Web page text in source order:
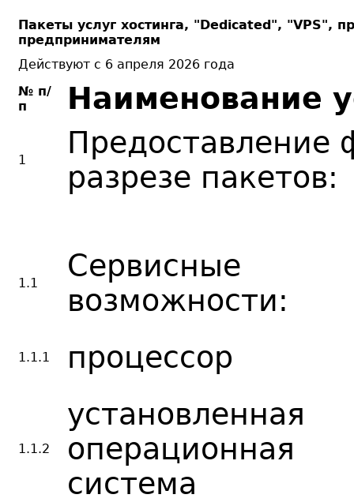
Пакеты услуг хостинга, "Dedicated", "VPS",
предпринимателям
Действуют с 6 апреля 2026 года
№ п/
п
Наименование
1
Предоставление
разрезе пакетов:
1.1
Сервисные
возможности:
1.1.1 процессор
1.1.2
установленная
операционная
система